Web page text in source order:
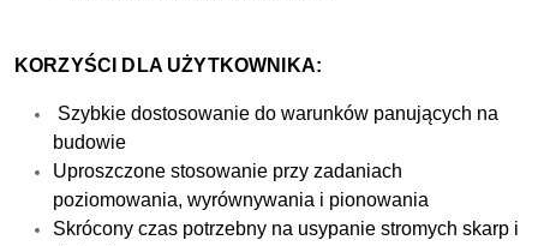
KORZYŚCI DLA UŻYTKOWNIKA:
Szybkie dostosowanie do warunków panujących na
budowie
Uproszczone stosowanie przy zadaniach
poziomowania, wyrównywania i pionowania
Skrócony czas potrzebny na usypanie stromych skarp i